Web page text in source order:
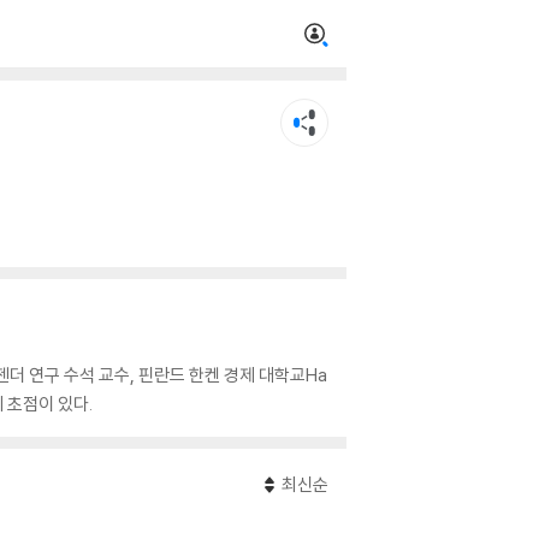
연구 수석 교수, 핀란드 한켄 경제 대학교Ha
점이 있다.
최신순